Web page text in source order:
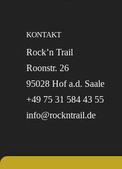
KONTAKT
Rock’n Trail
Roonstr. 26
95028 Hof a.d. Saale
+49 75 31 584 43 55
info@rockntrail.de